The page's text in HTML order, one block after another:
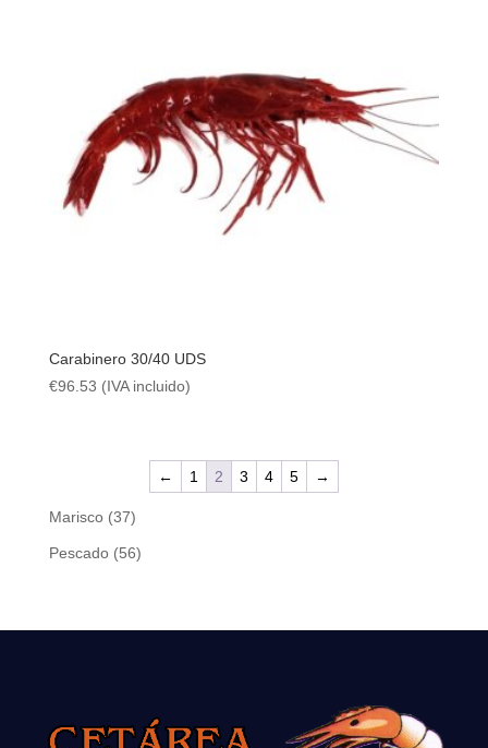
Carabinero 30/40 UDS
€96.53 (IVA incluido)
← 1 2 3 4 5 →
Marisco 3737
productos
Pescado 5656